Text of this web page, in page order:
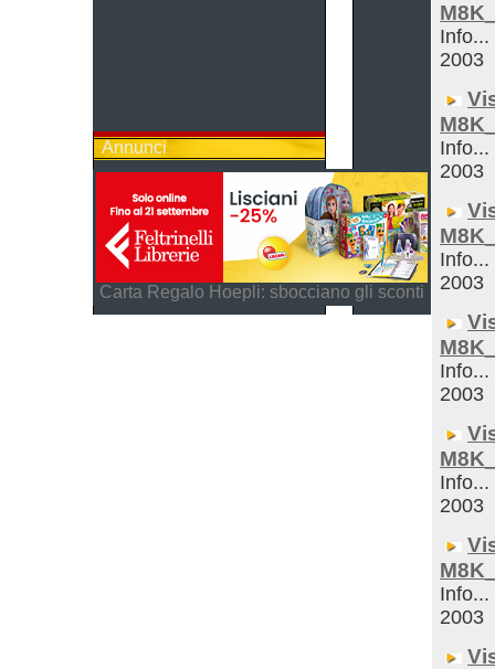
Annunci
Carta Regalo Hoepli: sbocciano gli sconti
Info...
2003
Info...
2003
Info...
2003
Info...
2003
Info...
2003
Info...
2003